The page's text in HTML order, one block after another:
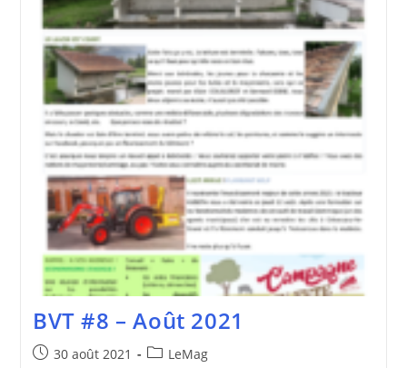
BVT #8 – Août 2021
Publication
30 août 2021
PostLeMag